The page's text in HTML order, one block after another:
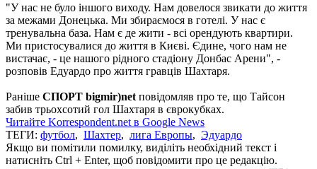
"У нас не було іншого виходу. Нам довелося звикати до життя
за межами Донецька. Ми збираємося в готелі. У нас є
тренувальна база. Нам є де жити - всі орендують квартири.
Ми пристосувалися до життя в Києві. Єдине, чого нам не
вистачає, - це нашого рідного стадіону Донбас Арени", -
розповів Едуардо про життя гравців Шахтаря.
Раніше СПОРТ bigmir)net повідомляв про те, що Тайсон
забив трьохсотий гол Шахтаря в єврокубках.
Читайте Korrespondent.net в Google News
ТЕГИ: футбол, Шахтер, лига Европы, Эдуардо
Якщо ви помітили помилку, виділіть необхідний текст і
натисніть Ctrl + Enter, щоб повідомити про це редакцію.